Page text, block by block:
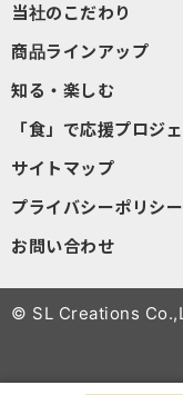
当社のこだわり
商品ラインアップ
知る・楽しむ
「食」で応援プロジ
サイトマップ
プライバシーポリシー
お問い合わせ
© SL Creations